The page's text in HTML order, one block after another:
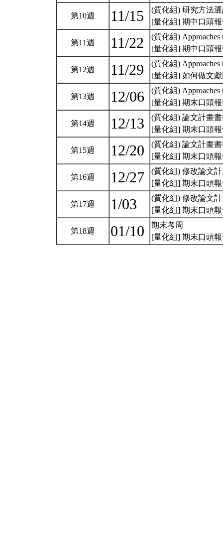
第10週 11/15
(質化組) 研究方法
[量化組] 期中口頭
第11週 11/22
(質化組) Approaches
[量化組] 期中口頭
第12週 11/29
(質化組) Approaches
[量化組] 如何做文
第13週 12/06
(質化組) Approaches
[量化組] 期末口頭
第14週 12/13
(質化組) 論文計畫
[量化組] 期末口頭
第15週 12/20
(質化組) 論文計畫
[量化組] 期末口頭
第16週 12/27
(質化組) 修改論文
[量化組] 期末口頭
第17週 1/03
(質化組) 修改論文
[量化組] 期末口頭
第18週 01/10
期末考周
[量化組] 期末口頭